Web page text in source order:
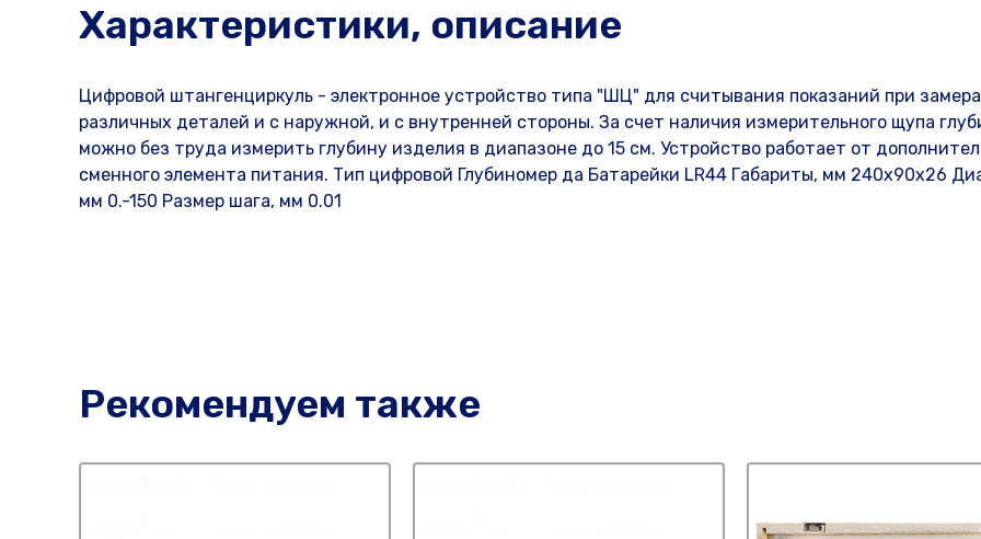
Характеристики, описание
Цифровой штангенциркуль - электронное устройство типа "ШЦ" для считывания показаний при
различных деталей и с наружной, и с внутренней стороны. За счет наличия измерительного щупа
можно без труда измерить глубину изделия в диапазоне до 15 см. Устройство работает от
сменного элемента питания. Тип цифровой Глубиномер да Батарейки LR44 Габариты, мм 240х90х26
мм 0.-150 Размер шага, мм 0.01
Рекомендуем также